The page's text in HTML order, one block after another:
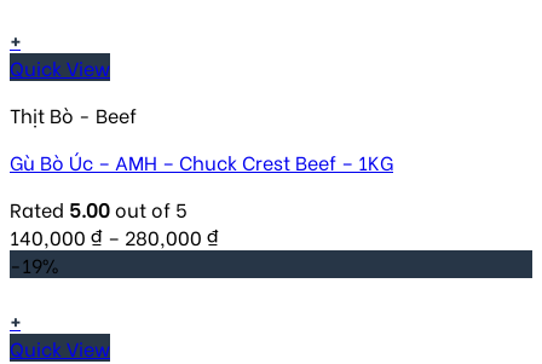
+
Quick View
Thịt Bò - Beef
Gù Bò Úc – AMH – Chuck Crest Beef – 1KG
Rated 5.00out of 5
140,000 ₫ – 280,000 ₫
-19%
+
Quick View